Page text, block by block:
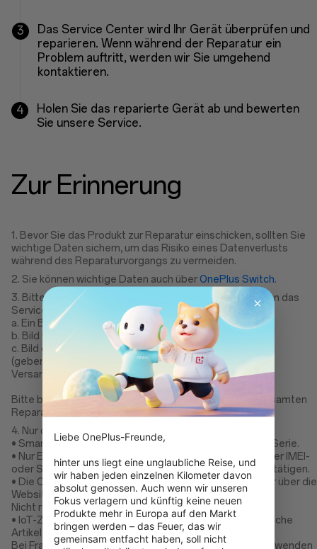
3
Das Service Center wird Ihr Gerät überprüfen und
reparieren. Wenn während der Reparatur ein
Problem auftritt, werden wir Sie umgehend
kontaktieren.
4
Holen Sie das reparierte Gerät ab und bewerten
Sie unsere Service.
Zur Erinnerung
1. Bevor Sie das Produkt zur Reparatur einschicken, sollten Sie
wichtige Daten sichern, um das Risiko eines Datenverlusts
während des Reparaturvorgangs zu vermeiden.
2. Sie können wichtige Daten auch überOnePlus Switch.
3. Bitte machen Sie 3 klare Fotos, bevor Sie das Gerät an das
Service Center schicken.
a. Ein Bild der Vorderseite des Geräts
b. Bild von der Rückseite des Geräts
c. Bild der IMEI-Seite auf dem Bildschirm des Geräts
(geben Sie *#06# im Wählfeld ein) zusammen mit dem
Versandetikett.
Bitte bewahren Sie den Versandbeleg während des gesamten
Reparaturvorgangs auf.
4. Nur die folgenden Geräte sind reparaturfähig:
• Smartphones, Pads, OnePlus Watch 2 Serie, Watch 3 Serie.
• Nur EU-Modelle – kontaktieren Sie den Support mit Ihrer IMEI-
oder Seriennummer, um die Region Ihres Geräts zu bestätigen.
• Die Originalrechnung ist für die Buchung der Reparatur über die
Website erforderlich.
Nicht reparaturfähig:
• IoT-Zubehör wie Ohrhörer, Ladegeräte, Kabel und ähnliche
Artikel.
Bei Fragen oder Überprüfungen der Reparaturfähigkeit wenden
Liebe OnePlus-Freunde,
hinter uns liegt eine unglaubliche Reise, und
wir haben jeden einzelnen Kilometer davon
absolut genossen. Auch wenn wir unseren
Fokus verlagern und künftig keine neuen
Produkte mehr in Europa auf den Markt
bringen werden – das Feuer, das wir
gemeinsam entfacht haben, soll nicht